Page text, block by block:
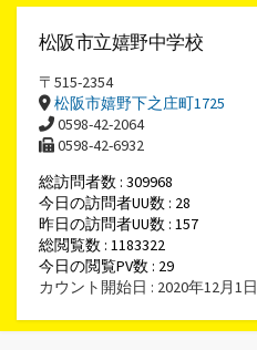
松阪市立嬉野中学校
〒515-2354
松阪市嬉野下之庄町1725
0598-42-2064
0598-42-6932
総訪問者数 : 309968
今日の訪問者UU数 : 28
昨日の訪問者UU数 : 157
総閲覧数 : 1183322
今日の閲覧PV数 : 29
カウント開始日 : 2020年12月1日